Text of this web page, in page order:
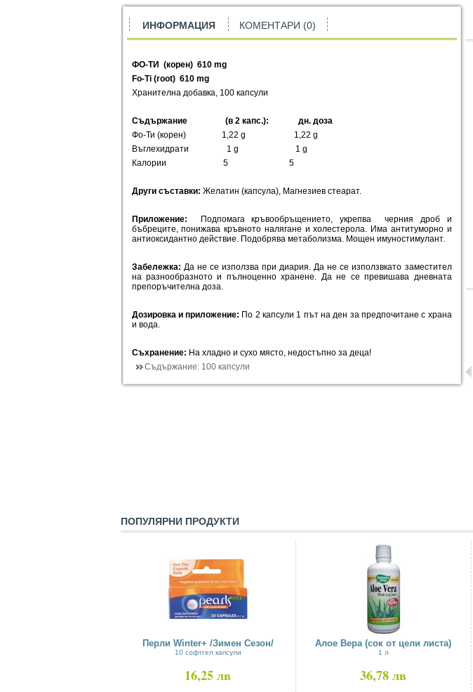
ИНФОРМАЦИЯ КОМЕНТАРИ (0)
ФО-ТИ (корен) 610 mg
Fo-Ti (root) 610 mg
Хранителна добавка, 100 капсули
Съдържание (в 2капс.):
дн. доза
Фо-Ти (корен) 1,22 g 1,22 g
Въглехидрати 1 g 1 g
Калории 5 5
Други съставки: Желатин (капсула), Магнезиев стеарат.
Приложение: Подпомага кръвообръщението, укрепва черния дроб и
бъбреците, понижава кръвното налягане и холестерола. Има антитуморно и
антиоксидантно действие. Подобрява метаболизма. Мощен имуностимулант.
Забележка: Да не се използва при диария. Да не се използвкато заместител
на разнообразното и пълноценно хранене. Да не се превишава дневната
препоръчителна доза.
Дозировка и приложение: По 2 капсули 1 път на ден за предпочитане с храна
и вода.
Съхранение: На хладно и сухо място, недостъпно за деца!
Съдържание:100 капсули
ПОПУЛЯРНИ ПРОДУКТИ
Перли Winter+ /Зимен Сезон/
10 софтгел капсули
16,25 лв
Алое Вера (сок от цели листа)
1 л
36,78 лв